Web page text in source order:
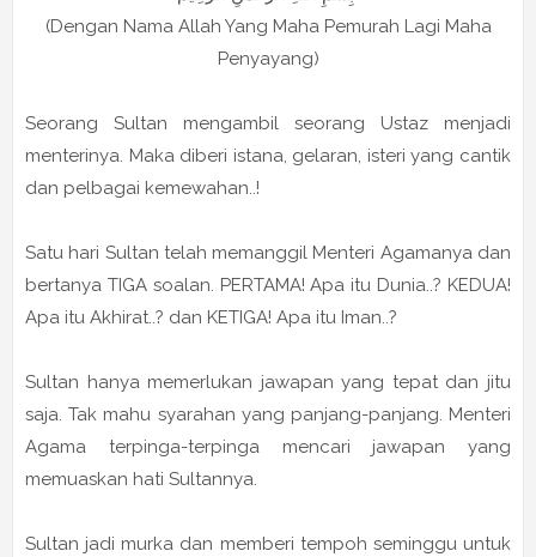
(Dengan Nama Allah Yang Maha Pemurah Lagi Maha
Penyayang)
Seorang Sultan mengambil seorang Ustaz menjadi
menterinya. Maka diberi istana, gelaran, isteri yang cantik
dan pelbagai kemewahan..!
Satu hari Sultan telah memanggil Menteri Agamanya dan
bertanya TIGA soalan. PERTAMA! Apa itu Dunia..? KEDUA!
Apa itu Akhirat..? dan KETIGA! Apa itu Iman..?
Sultan hanya memerlukan jawapan yang tepat dan jitu
saja. Tak mahu syarahan yang panjang-panjang. Menteri
Agama terpinga-terpinga mencari jawapan yang
memuaskan hati Sultannya.
Sultan jadi murka dan memberi tempoh seminggu untuk